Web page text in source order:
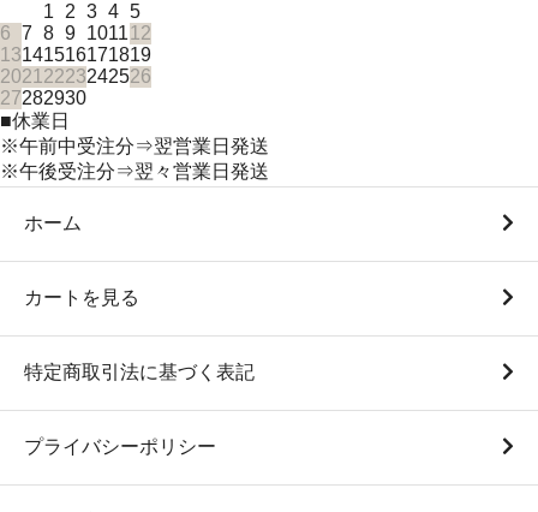
1 2 3 4 5
6
7 8 9 101112
13141516171819
20212223242526
27282930
■休業日
※午前中受注分⇒翌営業日発送
※午後受注分⇒翌々営業日発送
ホーム
カートを見る
特定商取引法に基づく表記
プライバシーポリシー